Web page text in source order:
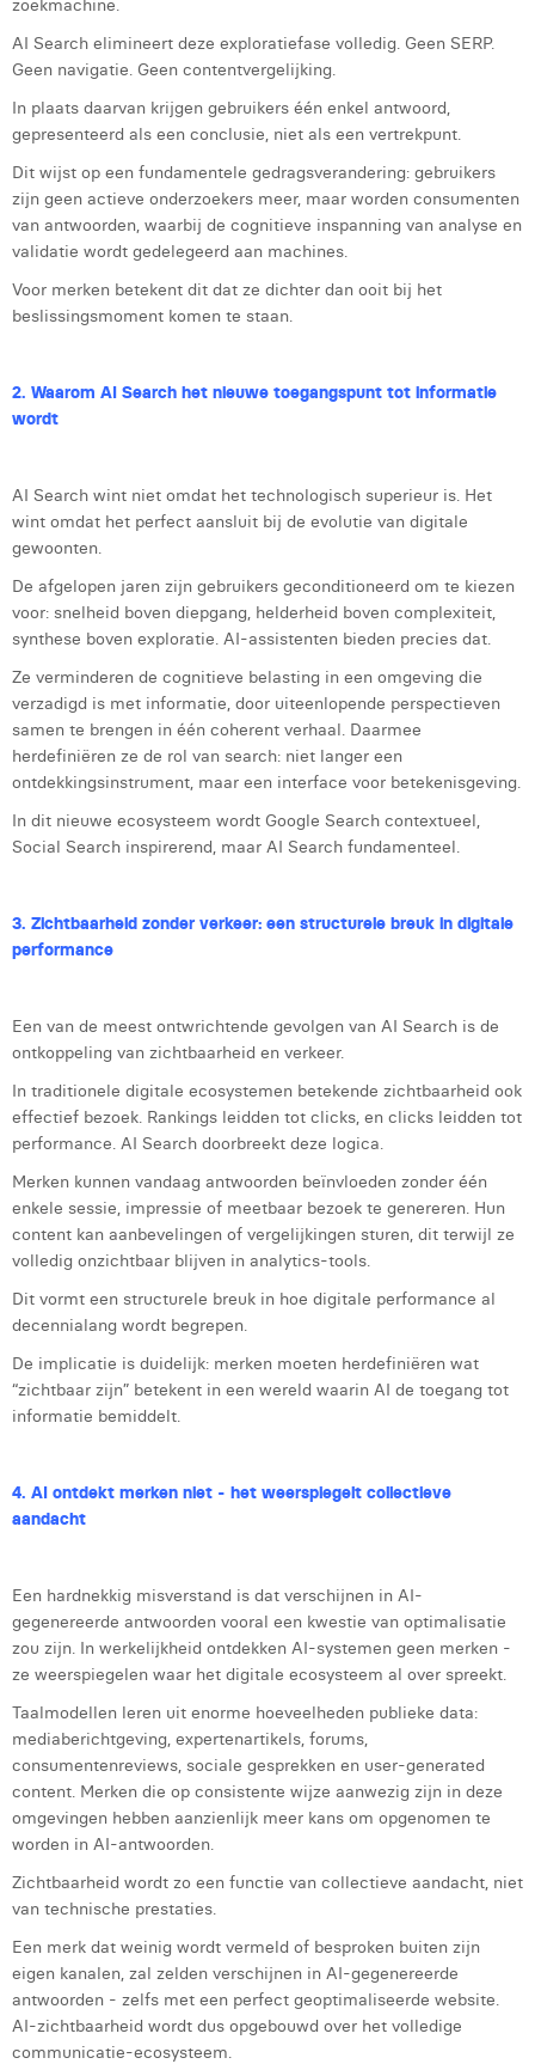
Mathias Segers
Matthias Langenaeker
Ninon Chevalier
Olivia Lohest
Pieter Maesmans
Sven Bosschem
Thomas Riis
William Rezette
Yaël Vanhoe
zoekmachine.
AI Search elimineert deze exploratiefase volledig. Geen SERP.
Geen navigatie. Geen contentvergelijking.
In plaats daarvan krijgen gebruikers één enkel antwoord,
gepresenteerd als een conclusie, niet als een vertrekpunt.
Dit wijst op een fundamentele gedragsverandering: gebruikers
zijn geen actieve onderzoekers meer, maar worden consumenten
van antwoorden, waarbij de cognitieve inspanning van analyse en
validatie wordt gedelegeerd aan machines.
Voor merken betekent dit dat ze dichter dan ooit bij het
beslissingsmoment komen te staan.
2. Waarom AI Search het nieuwe toegangspunt tot informatie
wordt
AI Search wint niet omdat het technologisch superieur is. Het
wint omdat het perfect aansluit bij de evolutie van digitale
gewoonten.
De afgelopen jaren zijn gebruikers geconditioneerd om te kiezen
voor: snelheid boven diepgang, helderheid boven complexiteit,
synthese boven exploratie. AI-assistenten bieden precies dat.
Ze verminderen de cognitieve belasting in een omgeving die
verzadigd is met informatie, door uiteenlopende perspectieven
samen te brengen in één coherent verhaal. Daarmee
herdefiniëren ze de rol van search: niet langer een
ontdekkingsinstrument, maar een interface voor betekenisgeving.
In dit nieuwe ecosysteem wordt Google Search contextueel,
Social Search inspirerend, maar AI Search fundamenteel.
3. Zichtbaarheid zonder verkeer: een structurele breuk in digitale
performance
Een van de meest ontwrichtende gevolgen van AI Search is de
ontkoppeling van zichtbaarheid en verkeer.
In traditionele digitale ecosystemen betekende zichtbaarheid ook
effectief bezoek. Rankings leidden tot clicks, en clicks leidden tot
performance. AI Search doorbreekt deze logica.
Merken kunnen vandaag antwoorden beïnvloeden zonder één
enkele sessie, impressie of meetbaar bezoek te genereren. Hun
content kan aanbevelingen of vergelijkingen sturen, dit terwijl ze
volledig onzichtbaar blijven in analytics-tools.
Dit vormt een structurele breuk in hoe digitale performance al
decennialang wordt begrepen.
De implicatie is duidelijk: merken moeten herdefiniëren wat
“zichtbaar zijn” betekent in een wereld waarin AI de toegang tot
informatie bemiddelt.
4. AI ontdekt merken niet - het weerspiegelt collectieve
aandacht
Een hardnekkig misverstand is dat verschijnen in AI-
gegenereerde antwoorden vooral een kwestie van optimalisatie
zou zijn. In werkelijkheid ontdekken AI-systemen geen merken -
ze weerspiegelen waar het digitale ecosysteem al over spreekt.
Taalmodellen leren uit enorme hoeveelheden publieke data:
mediaberichtgeving, expertenartikels, forums,
consumentenreviews, sociale gesprekken en user-generated
content. Merken die op consistente wijze aanwezig zijn in deze
omgevingen hebben aanzienlijk meer kans om opgenomen te
worden in AI-antwoorden.
Zichtbaarheid wordt zo een functie van collectieve aandacht, niet
van technische prestaties.
Een merk dat weinig wordt vermeld of besproken buiten zijn
eigen kanalen, zal zelden verschijnen in AI-gegenereerde
antwoorden - zelfs met een perfect geoptimaliseerde website.
AI-zichtbaarheid wordt dus opgebouwd over het volledige
communicatie-ecosysteem.